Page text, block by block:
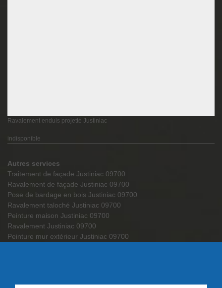
Ravalement enduis projetté Justiniac
indisponible
Autres services
Traitement de façade Justiniac 09700
Ravalement de façade Justiniac 09700
Pose de bardage en bois Justiniac 09700
Ravalement taloché Justiniac 09700
Peinture maison Justiniac 09700
Ravalement Justiniac 09700
Peinture mur extérieur Justiniac 09700